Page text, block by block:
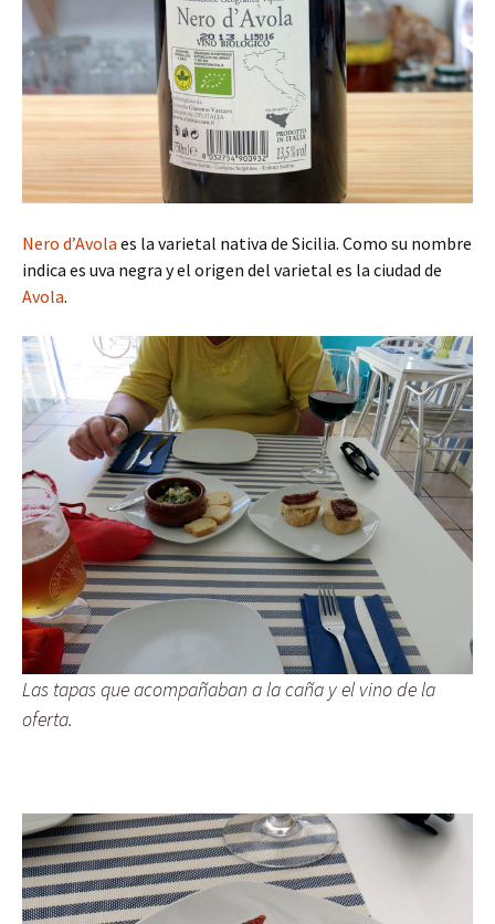
Nero d’Avola es la varietal nativa de Sicilia. Como su nombre
indica es uva negra y el origen del varietal es la ciudad de
Avola.
Las tapas que acompañaban a la caña y el vino de la
oferta.